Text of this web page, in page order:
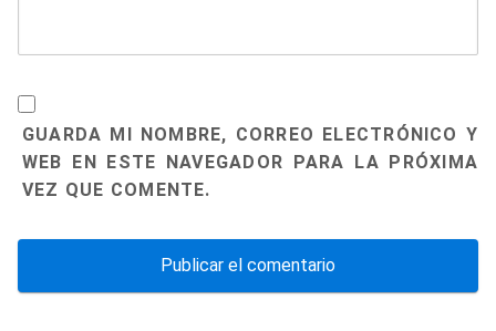
GUARDA MI NOMBRE, CORREO ELECTRÓNICO Y
WEB EN ESTE NAVEGADOR PARA LA PRÓXIMA
VEZ QUE COMENTE.